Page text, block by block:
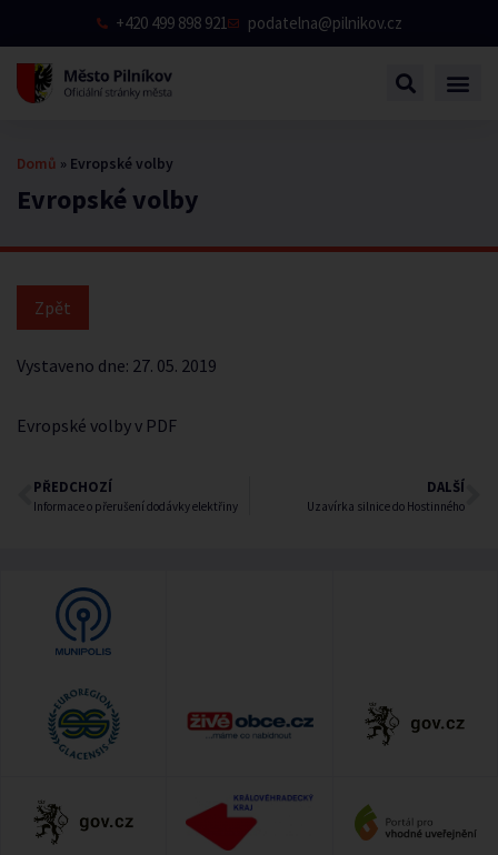
+420 499 898 921 podatelna@pilnikov.cz
Evropské volby
Domů » Evropské volby
Vystaveno dne: 27. 05. 2019
Evropské volby v PDF
PŘEDCHOZÍ
Informace o přerušení dodávky elektřiny
DALŠÍ
Uzavírka silnice do Hostinného